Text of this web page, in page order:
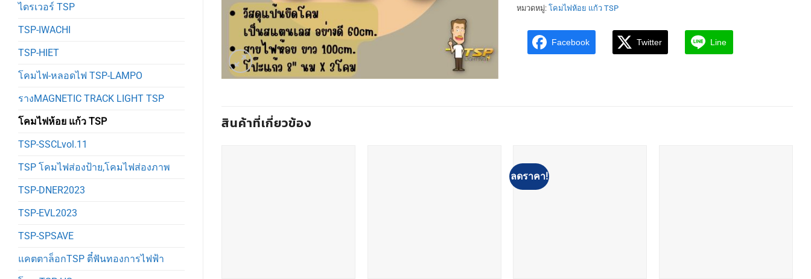
ไดรเวอร์ TSP
TSP-IWACHI
TSP-HIET
โคมไฟ-หลอดไฟ TSP-LAMPO
รางMAGNETIC TRACK LIGHT TSP
โคมไฟห้อย แก้ว TSP
TSP-SSCLvol.11
TSP โคมไฟส่องป้าย,โคมไฟส่องภาพ
TSP-DNER2023
TSP-EVL2023
TSP-SPSAVE
แคตตาล็อกTSP ตี๋ฟันทองการไฟฟ้า
หมวดหมู่: โคมไฟห้อย แก้ว TSP
Facebook Twitter Line
สินค้าที่เกี่ยวข้อง
ลดราคา!